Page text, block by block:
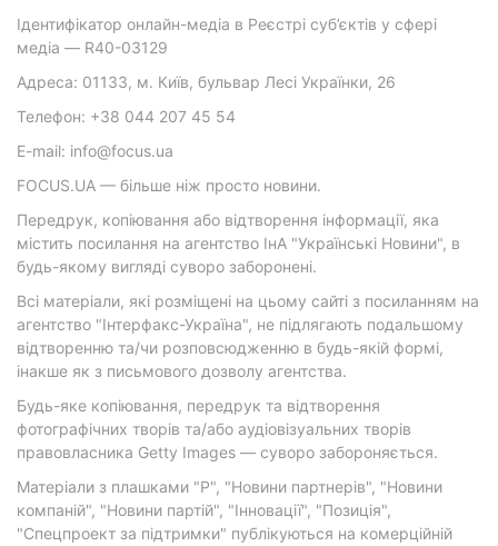
Ідентифікатор онлайн-медіа в Реєстрі суб’єктів у сфері
медіа — R40-03129
Адреса: 01133, м. Київ, бульвар Лесі Українки, 26
Телефон: +38 044 207 45 54
E-mail: info@focus.ua
FOCUS.UA — більше ніж просто новини.
Передрук, копіювання або відтворення інформації, яка
містить посилання на агентство ІнА "Українські Новини", в
будь-якому вигляді суворо заборонені.
Всі матеріали, які розміщені на цьому сайті з посиланням на
агентство "Інтерфакс-Україна", не підлягають подальшому
відтворенню та/чи розповсюдженню в будь-якій формі,
інакше як з письмового дозволу агентства.
Будь-яке копіювання, передрук та відтворення
фотографічних творів та/або аудіовізуальних творів
правовласника Getty Images — суворо забороняється.
Матеріали з плашками "Р", "Новини партнерів", "Новини
компаній", "Новини партій", "Інновації", "Позиція",
"Спецпроект за підтримки" публікуються на комерційній